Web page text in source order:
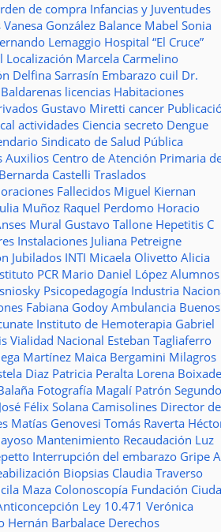
de compra Infancias y Juventudes
Vanesa González Balance Mabel Sonia
Lemaggio Hospital “El Cruce”
Localización Marcela Carmelino
Delfina Sarrasín Embarazo cuil Dr.
licencias Habitaciones
Gustavo Miretti cancer
actividades Ciencia secreto Dengue
Sindicato de Salud Pública
Auxilios Centro de Atención Primaria
Bernarda Castelli Traslados
Fallecidos Miguel Kiernan
Muñoz Raquel Perdomo Horacio
Mural Gustavo Tallone Hepetitis C
Instalaciones Juliana Petreigne
Jubilados INTI Micaela Olivetto Alicia
PCR Mario Daniel López Alumnos
Psicopedagogía Industria
Fabiana Godoy Ambulancia Buenos
Instituto de Hemoterapia Gabriel
Vialidad Nacional Esteban Tagliaferro
Martínez Maica Bergamini Milagros
Diaz Patricia Peralta Lorena
Fotografía Magalí Patrón Segundo
Félix Solana Camisolines Director de
Matías Genovesi Tomás Raverta
Mantenimiento Recaudación Luz
Interrupción del embarazo Gripe A
Biopsias Claudia Traverso
Maza Colonoscopía Fundación
Ley 10.471 Verónica
Hernán Barbalace Derechos